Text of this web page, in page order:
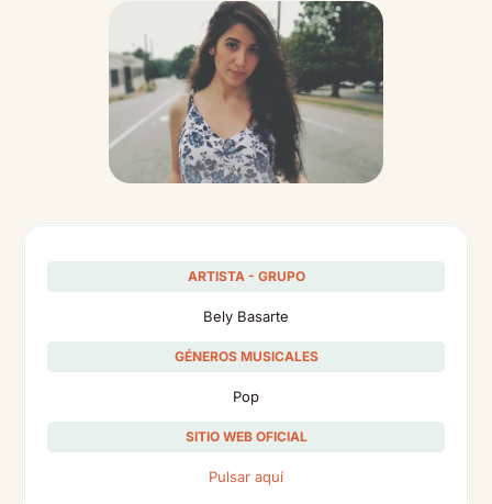
ARTISTA - GRUPO
Bely Basarte
GÉNEROS MUSICALES
Pop
SITIO WEB OFICIAL
Pulsar aquí